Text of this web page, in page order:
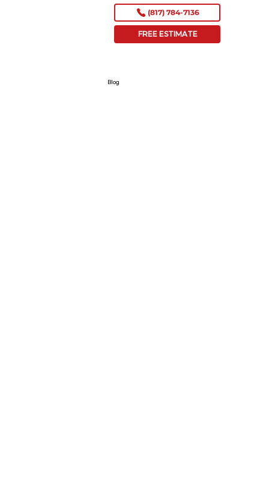
(817) 784-7136
FREE ESTIMATE
Blog